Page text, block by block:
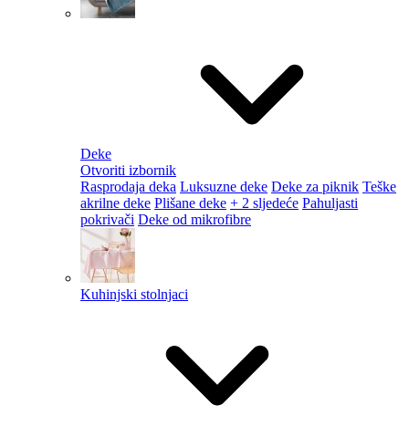
Deke
Otvoriti izbornik
Rasprodaja deka Luksuzne deke Deke za piknik Teške
akrilne deke Plišane deke + 2 sljedeće Pahuljasti
pokrivači Deke od mikrofibre
Kuhinjski stolnjaci